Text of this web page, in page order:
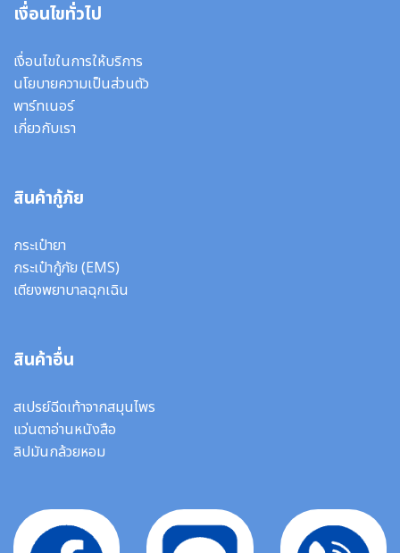
เงื่อนไขทั่วไป
เงื่อนไขในการให้บริการ
นโยบายความเป็นส่วนตัว
พาร์ทเนอร์
เกี่ยวกับเรา
สินค้ากู้ภัย
กระเป๋ายา
กระเป๋ากู้ภัย (EMS)
เตียงพยาบาลฉุกเฉิน
สินค้าอื่น
สเปรย์ฉีดเท้าจากสมุนไพร
แว่นตาอ่านหนังสือ
ลิปมันกล้วยหอม